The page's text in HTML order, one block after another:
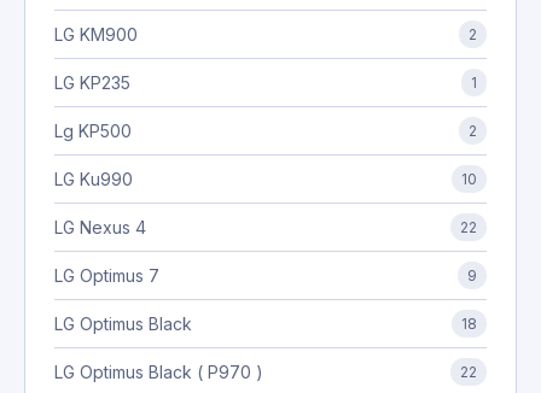
LG KM900 2
LG KP235 1
Lg KP500 2
LG Ku990 10
LG Nexus 4 22
LG Optimus 7 9
LG Optimus Black 18
LG Optimus Black ( P970 ) 22